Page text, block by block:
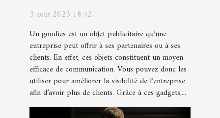
3 août 2023 18:42
Un goodies est un objet publicitaire qu’une
entreprise peut offrir à ses partenaires ou à ses
clients. En effet, ces objets constituent un moyen
efficace de communication. Vous pouvez donc les
utiliser pour améliorer la visibilité de l’entreprise
afin d’avoir plus de clients. Grâce à ces gadgets,...